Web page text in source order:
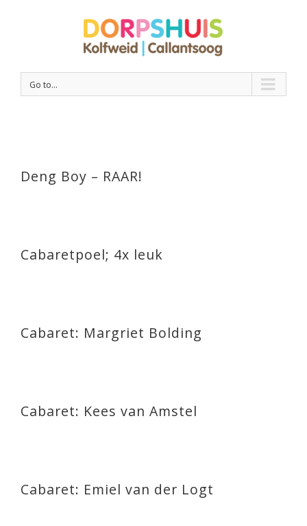
Go to...
Deng Boy – RAAR!
Cabaretpoel; 4x leuk
Cabaret: Margriet Bolding
Cabaret: Kees van Amstel
Cabaret: Emiel van der Logt